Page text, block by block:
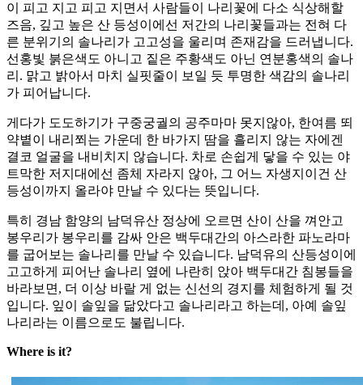
이 피고 지고 피고 지면서 사람들이 나리꽃에 다소 식상해할
즈음, 깊고 높은 산 등성이에선 저간의 나리꽃들과는 전혀 다
른 분위기의 솔나리가 고고성을 울리며 존재감을 드러냅니다.
선홍빛 붉은색도 아니고 짙은 주황색도 아닌 연분홍색의 솔나
리. 맑고 밝아서 마치 실핏줄이 보일 듯 투명한 색감의 솔나리
가 피어납니다.
게다가 도도하기가 구중궁궐의 공주마마 못지않아, 한여름 뙤
약볕이 내리쬐는 가운데 한 바가지 땀을 흘리지 않는 자에겐
결코 얼굴을 내비치지 않습니다. 차로 손쉽게 닿을 수 있는 야
트막한 저지대에선 좀체 자라지 않아, 그 어느 자생지이건 산
등성이까지 올라야 만날 수 있다는 뜻입니다.
특히 경남 함양의 남덕유산 정상에 오르면 산이 산을 껴안고
봉우리가 봉우리를 감싸 안은 백두대간의 아스라한 파노라마
를 굽어보는 솔나리를 만날 수 있습니다. 남덕유의 산등성이에
고고하게 피어난 솔나리 옆에 나란히 앉아 백두대간 침봉들을
바라보면, 더 이상 바랄 게 없는 신선의 경지를 체험하게 될 것
입니다. 잎이 솔잎을 닮았다고 솔나리라고 하는데, 아예 솔잎
나리라는 이름으로도 불립니다.
Where is it?